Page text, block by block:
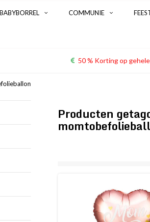
BABYBORREL COMMUNIE
50 % Korting op
Producten